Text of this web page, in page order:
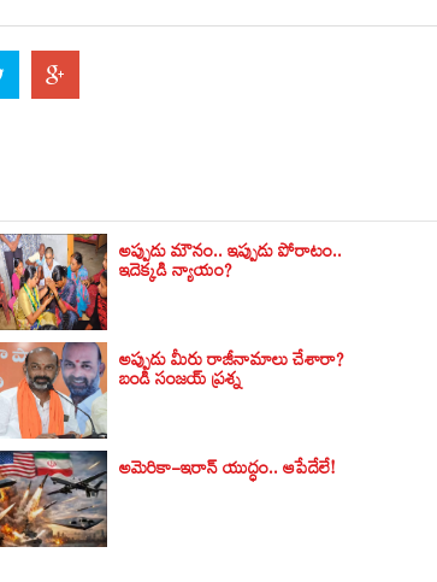
అప్పుడు మౌనం.. ఇప్పుడు పోరాటం..
ఇదెక్కడి న్యాయం?
అప్పుడు మీరు రాజీనామాలు చేశారా?
బండి సంజయ్‌ ప్రశ్న
అమెరికా-ఇరాన్ యుద్ధం.. ఆపేదేలే!